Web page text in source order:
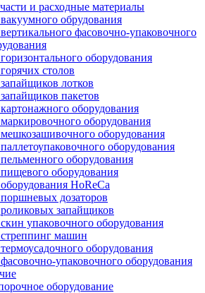
и расходные материалы
обрудования
фасовочно-упаковочного
оборудования
столов
лотков
пакетов
оборудования
оборудования
оборудования
оборудования
оборудования
оборудования
HoReCa
дозаторов
запайщиков
упаковочного оборудования
машин
оборудования
упаковочного оборудования
оборудование